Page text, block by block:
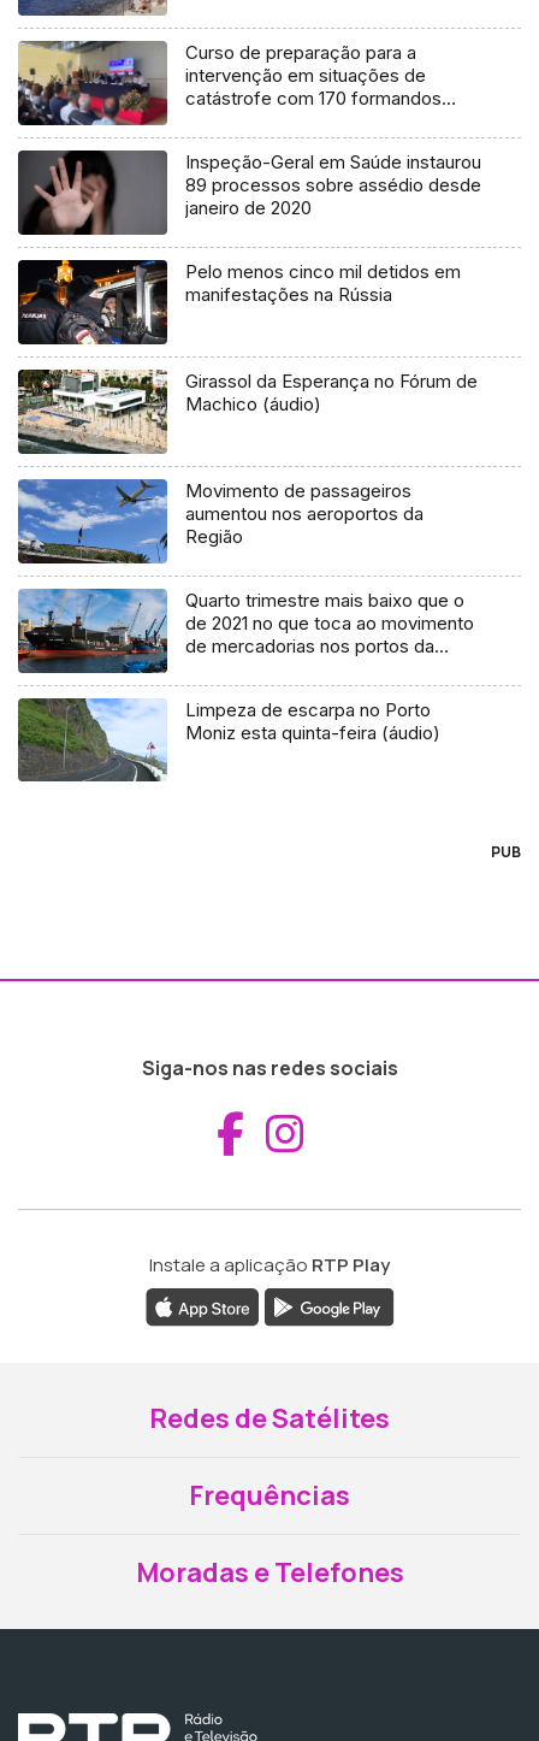
Curso de preparação para a
intervenção em situações de
catástrofe com 170 formandos
Inspeção-Geral em Saúde instaurou
89 processos sobre assédio desde
janeiro de 2020
Pelo menos cinco mil detidos em
manifestações na Rússia
Girassol da Esperança no Fórum de
Machico (áudio)
Movimento de passageiros
aumentou nos aeroportos da
Região
Quarto trimestre mais baixo que o
de 2021 no que toca ao movimento
de mercadorias nos portos da
Limpeza de escarpa no Porto
Moniz esta quinta-feira (áudio)
PUB
Siga-nos nas redes sociais
Aceder ao
Instale a aplicação RTP Play
Redes de Satélites
Frequências
Moradas e Telefones